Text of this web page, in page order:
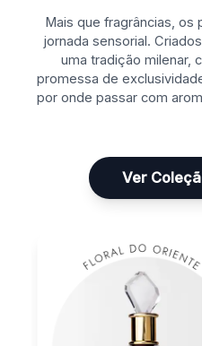
Mais que fragrâncias, os
jornada sensorial.
uma tradição milenar,
promessa de
por onde passar com
Ver